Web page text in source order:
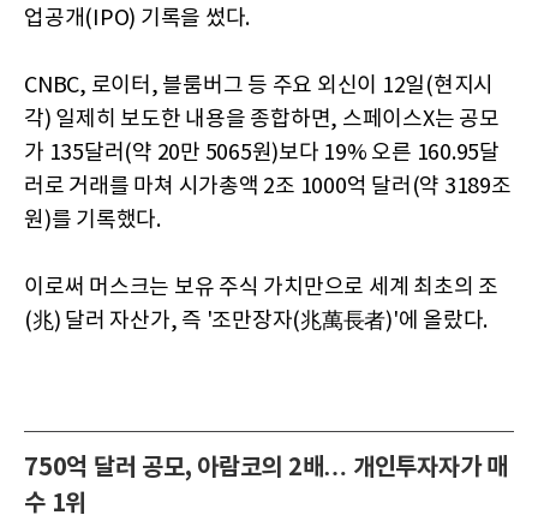
업공개(IPO) 기록을 썼다.
CNBC, 로이터, 블룸버그 등 주요 외신이 12일(현지시
각) 일제히 보도한 내용을 종합하면, 스페이스X는 공모
가 135달러(약 20만 5065원)보다 19% 오른 160.95달
러로 거래를 마쳐 시가총액 2조 1000억 달러(약 3189조
원)를 기록했다.
이로써 머스크는 보유 주식 가치만으로 세계 최초의 조
(兆) 달러 자산가, 즉 '조만장자(兆萬長者)'에 올랐다.
750억 달러 공모, 아람코의 2배… 개인투자자가 매
수 1위